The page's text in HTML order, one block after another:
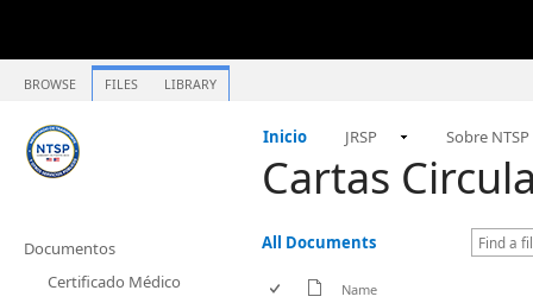
BROWSE FILES LIBRARY
Inicio JRSP Sobre NTSP
Cartas
Documentos
Certificado Médico
All Documents
Name